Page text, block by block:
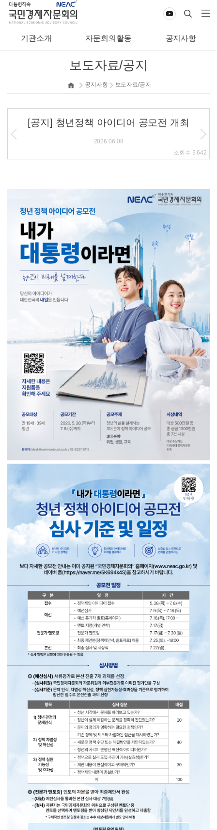
기관소개 자문회의활동 공지사항
보도자료/공지
공지사항 보도자료/공지
[공지] 청년정책 아이디어 공모전 개최
2026.06.08
조회수 3,642